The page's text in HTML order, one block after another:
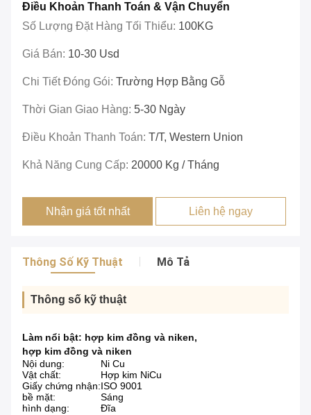
Điều Khoản Thanh Toán & Vận Chuyển
Số Lượng Đặt Hàng Tối Thiểu: 100KG
Giá Bán: 10-30 Usd
Chi Tiết Đóng Gói: Trường Hợp Bằng Gỗ
Thời Gian Giao Hàng: 5-30 Ngày
Điều Khoản Thanh Toán: T/T, Western Union
Khả Năng Cung Cấp: 20000 Kg / Tháng
Nhận giá tốt nhất Liên hệ ngay
Thông Số Kỹ Thuật Mô Tả
Thông số kỹ thuật
Làm nổi bật: hợp kim đồng và niken,
hợp kim đồng và niken
Nội dung:
Ni Cu
Vật chất:
Hợp kim NiCu
Giấy chứng nhận:ISO 9001
bề mặt:
Sáng
hình dạng:
Đĩa